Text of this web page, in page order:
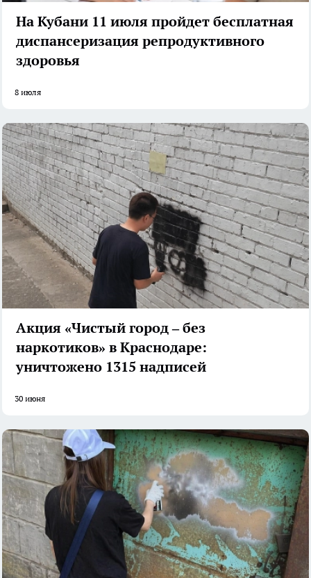
На Кубани 11 июля пройдет бесплатная
диспансеризация репродуктивного
здоровья
8 июля
Акция «Чистый город – без
наркотиков» в Краснодаре:
уничтожено 1315 надписей
30 июня